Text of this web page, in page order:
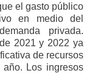
el gasto público
en medio del
privada.
2021 y 2022 ya
de recursos
Los ingresos